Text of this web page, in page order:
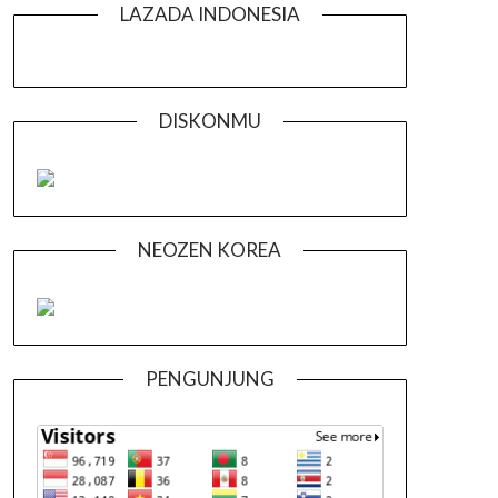
LAZADA INDONESIA
DISKONMU
NEOZEN KOREA
PENGUNJUNG